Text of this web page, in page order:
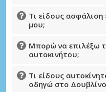
Τι είδους
μου;
Μπορώ να επιλέξω
αυτοκινήτου;
Τι είδους
οδηγώ στο